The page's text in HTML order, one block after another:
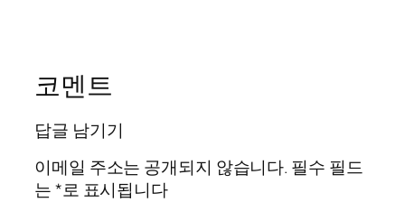
코멘트
답글 남기기
이메일 주소는 공개되지 않습니다. 필수 필드
는*로 표시됩니다